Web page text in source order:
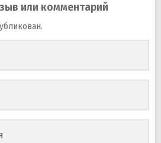
или комментарий